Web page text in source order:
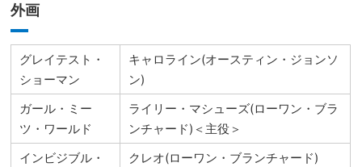
外画
グレイテスト・
ショーマン
キャロライン(オースティン・ジョンソ
ン)
ガール・ミー
ツ・ワールド
ライリー・マシューズ(ローワン・ブラ
ンチャード)＜主役＞
インビジブル・
クレオ(ローワン・ブランチャード)